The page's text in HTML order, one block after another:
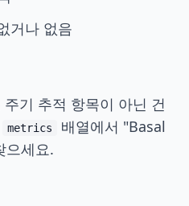
거나 없음
기 추적 항목이 아닌 건
metrics
배열에서 "Basal
으세요.